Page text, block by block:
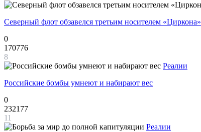
Северный флот обзавелся третьим носителем «Циркона»
0
170776
8
Реалии
Российские бомбы умнеют и набирают вес
0
232177
11
Реалии